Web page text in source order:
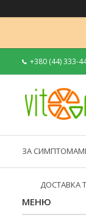
+380 (44) 333-
ЗА
ДОСТАВКА